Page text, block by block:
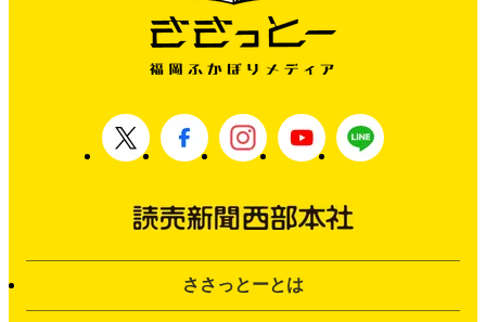
ささっとーとは